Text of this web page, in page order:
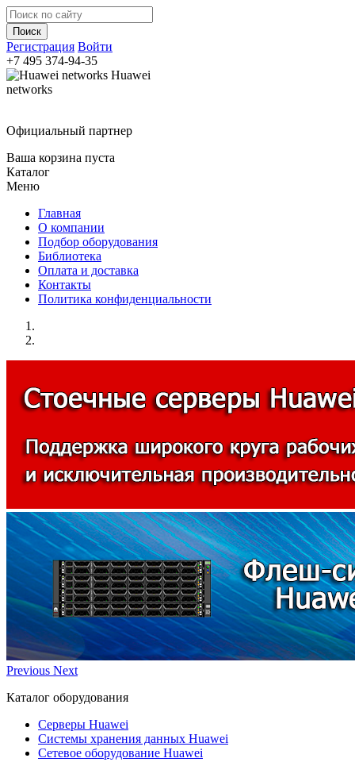
Регистрация Войти
+7 495 374-94-35
Huawei
networks
Официальный партнер
Ваша корзина пуста
Каталог
Меню
Главная
О компании
Подбор оборудования
Библиотека
Оплата и доставка
Контакты
Политика конфиденциальности
Previous Next
Каталог оборудования
Серверы Huawei
Системы хранения данных Huawei
Сетевое оборудование Huawei